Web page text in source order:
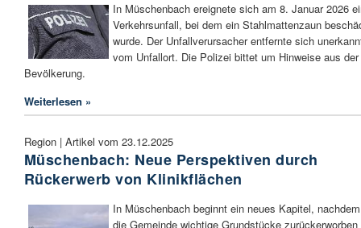
In Müschenbach ereignete sich am 8. Januar 2026
Verkehrsunfall, bei dem ein Stahlmattenzaun
wurde. Der Unfallverursacher entfernte sich
vom Unfallort. Die Polizei bittet um Hinweise aus der
Bevölkerung.
Weiterlesen »
Region | Artikel vom 23.12.2025
Müschenbach: Neue Perspektiven durch
Rückerwerb von Klinikflächen
In Müschenbach beginnt ein neues Kapitel, nachdem
die Gemeinde wichtige Grundstücke zurückerworben